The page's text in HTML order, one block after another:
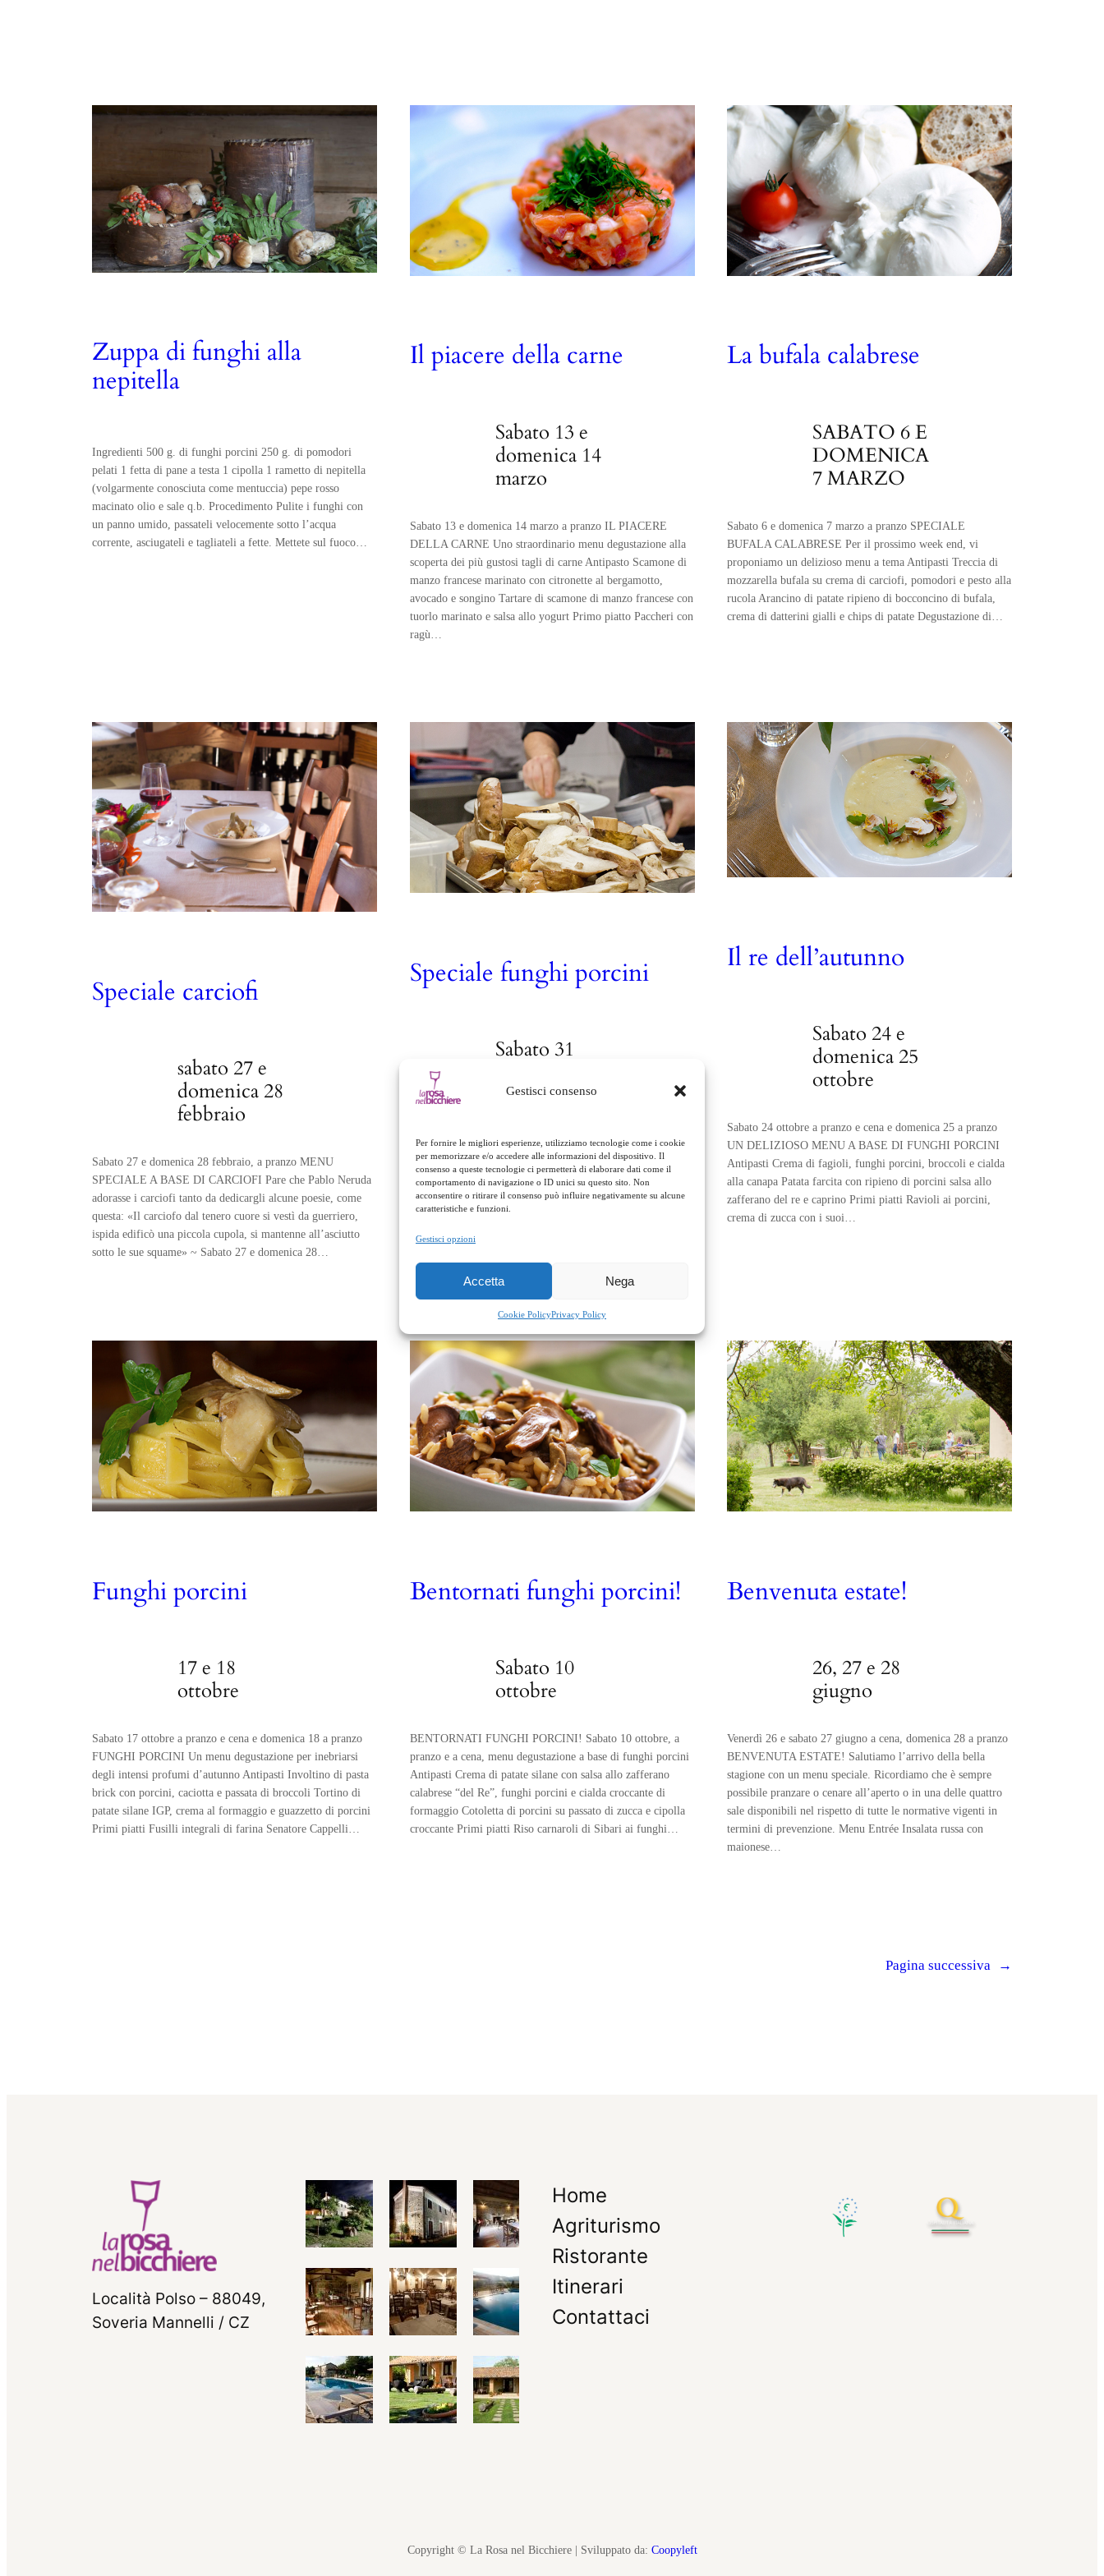
Gestisci consenso
Per fornire le migliori esperienze, utilizziamo tecnologie come i cookie
per memorizzare e/o accedere alle informazioni del dispositivo. Il
consenso a queste tecnologie ci permetterà di elaborare dati come il
comportamento di navigazione o ID unici su questo sito. Non
acconsentire o ritirare il consenso può influire negativamente su alcune
caratteristiche e funzioni.
Gestisci opzioni
Accetta Nega
Cookie PolicyPrivacy Policy
Zuppa di funghi alla
nepitella
Ingredienti 500 g. di funghi porcini 250 g. di pomodori
pelati 1 fetta di pane a testa 1 cipolla 1 rametto di nepitella
(volgarmente conosciuta come mentuccia) pepe rosso
macinato olio e sale q.b. Procedimento Pulite i funghi con
un panno umido, passateli velocemente sotto l’acqua
corrente, asciugateli e tagliateli a fette. Mettete sul fuoco…
Il piacere della carne
Sabato 13 e
domenica 14
marzo
Sabato 13 e domenica 14 marzo a pranzo IL PIACERE
DELLA CARNE Uno straordinario menu degustazione alla
scoperta dei più gustosi tagli di carne Antipasto Scamone di
manzo francese marinato con citronette al bergamotto,
avocado e songino Tartare di scamone di manzo francese con
tuorlo marinato e salsa allo yogurt Primo piatto Paccheri con
ragù…
La bufala calabrese
SABATO 6 E
DOMENICA
7 MARZO
Sabato 6 e domenica 7 marzo a pranzo SPECIALE
BUFALA CALABRESE Per il prossimo week end, vi
proponiamo un delizioso menu a tema Antipasti Treccia di
mozzarella bufala su crema di carciofi, pomodori e pesto alla
rucola Arancino di patate ripieno di bocconcino di bufala,
crema di datterini gialli e chips di patate Degustazione di…
Speciale carciofi
sabato 27 e
domenica 28
febbraio
Sabato 27 e domenica 28 febbraio, a pranzo MENU
SPECIALE A BASE DI CARCIOFI Pare che Pablo Neruda
adorasse i carciofi tanto da dedicargli alcune poesie, come
questa: «Il carciofo dal tenero cuore si vestì da guerriero,
ispida edificò una piccola cupola, si mantenne all’asciutto
sotto le sue squame» ~ Sabato 27 e domenica 28…
Speciale funghi porcini
Sabato 31
domenica 1
Sabato 31 ottobre e domenica 1 novembre a pranzo
SPECIALE FUNGHI PORCINI Salutiamo ottobre con un
menu a base di funghi porcini che potrà essere degustato a
pranzo sia sabato 31 che domenica 1 novembre Antipasti
Arancino con riso di Sibari ripieno di porcini e scamorza su
vellutata di broccoli e paté di pomodori secchi…
Il re dell’autunno
Sabato 24 e
domenica 25
ottobre
Sabato 24 ottobre a pranzo e cena e domenica 25 a pranzo
UN DELIZIOSO MENU A BASE DI FUNGHI PORCINI
Antipasti Crema di fagioli, funghi porcini, broccoli e cialda
alla canapa Patata farcita con ripieno di porcini salsa allo
zafferano del re e caprino Primi piatti Ravioli ai porcini,
crema di zucca con i suoi…
Funghi porcini
17 e 18
ottobre
Sabato 17 ottobre a pranzo e cena e domenica 18 a pranzo
FUNGHI PORCINI Un menu degustazione per inebriarsi
degli intensi profumi d’autunno Antipasti Involtino di pasta
brick con porcini, caciotta e passata di broccoli Tortino di
patate silane IGP, crema al formaggio e guazzetto di porcini
Primi piatti Fusilli integrali di farina Senatore Cappelli…
Bentornati funghi porcini!
Sabato 10
ottobre
BENTORNATI FUNGHI PORCINI! Sabato 10 ottobre, a
pranzo e a cena, menu degustazione a base di funghi porcini
Antipasti Crema di patate silane con salsa allo zafferano
calabrese “del Re”, funghi porcini e cialda croccante di
formaggio Cotoletta di porcini su passato di zucca e cipolla
croccante Primi piatti Riso carnaroli di Sibari ai funghi…
Benvenuta estate!
26, 27 e 28
giugno
Venerdì 26 e sabato 27 giugno a cena, domenica 28 a pranzo
BENVENUTA ESTATE! Salutiamo l’arrivo della bella
stagione con un menu speciale. Ricordiamo che è sempre
possibile pranzare o cenare all’aperto o in una delle quattro
sale disponibili nel rispetto di tutte le normative vigenti in
termini di prevenzione. Menu Entrée Insalata russa con
maionese…
Pagina successiva →
Località Polso – 88049,
Soveria Mannelli / CZ
Home
Agriturismo
Ristorante
Itinerari
Contattaci
Copyright © La Rosa nel Bicchiere | Sviluppato da: Coopyleft